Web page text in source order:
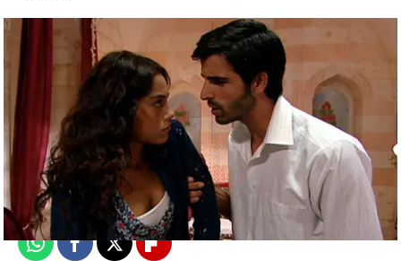
Nova
Madrid
Publicado: 13 de diciembre de 2018, 22:18
WhatsappFacebook
X Flipboard